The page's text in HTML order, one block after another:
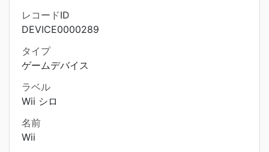
レコードID
DEVICE0000289
タイプ
ゲームデバイス
ラベル
Wii シロ
名前
Wii